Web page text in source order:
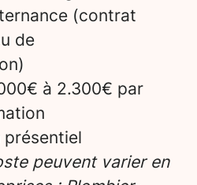
(contrat
de
à 2.300€ par
présentiel
peuvent varier en